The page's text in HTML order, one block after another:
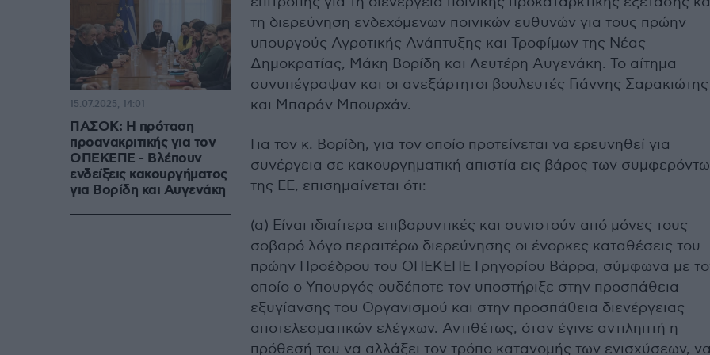
τη διερεύνηση ενδεχόμενων ποινικών ευθυνών για τους πρώην
υπουργούς Αγροτικής Ανάπτυξης και Τροφίμων της Νέας
Δημοκρατίας, Μάκη Βορίδη και Λευτέρη Αυγενάκη. Το αίτημα
συνυπέγραψαν και οι ανεξάρτητοι βουλευτές Γιάννης Σαρακιώτης
και Μπαράν Μπουρχάν.
Για τον κ. Βορίδη, για τον οποίο πρoτείνεται να ερευνηθεί για
συνέργεια σε κακουργηματική απιστία εις βάρος των
της ΕΕ, επισημαίνεται ότι:
(α) Είναι ιδιαίτερα επιβαρυντικές και συνιστούν από μόνες τους
σοβαρό λόγο περαιτέρω διερεύνησης οι ένορκες καταθέσεις του
πρώην Προέδρου του ΟΠΕΚΕΠΕ Γρηγορίου Βάρρα, σύμφωνα με
οποίο ο Υπουργός ουδέποτε τον υποστήριξε στην προσπάθεια
εξυγίανσης του Οργανισμού και στην προσπάθεια διενέργειας
αποτελεσματικών ελέγχων. Αντιθέτως, όταν έγινε αντιληπτή η
πρόθεσή του να αλλάξει τον τρόπο κατανομής των ενισχύσεων, να
ΠΑΣΟΚ: Η πρόταση
προανακριτικής για τον
ΟΠΕΚΕΠΕ - Βλέπουν
ενδείξεις κακουργήματος
για Βορίδη και Αυγενάκη
15.07.2025, 14:01